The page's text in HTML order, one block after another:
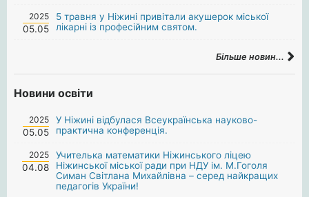
2025
05.05
5 травня у Ніжині привітали акушерок міської
лікарні із професійним святом.
Більше новин...
Новини освіти
2025
05.05
У Ніжині відбулася Всеукраїнська науково-
практична конференція.
2025
04.08
Учителька математики Ніжинського ліцею
Ніжинської міської ради при НДУ ім. М.Гоголя
Симан Світлана Михайлівна – серед найкращих
педагогів України!